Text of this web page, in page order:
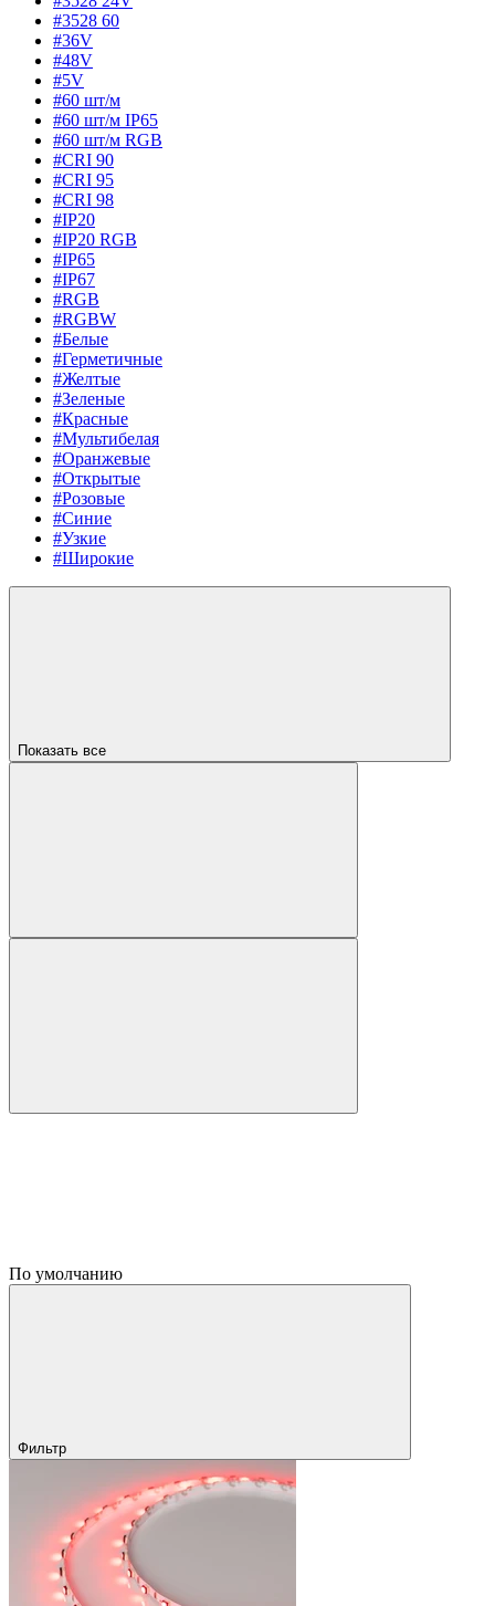
#3528 60
#36V
#48V
#5V
#60 шт/м
#60 шт/м IP65
#60 шт/м RGB
#CRI 90
#CRI 95
#CRI 98
#IP20
#IP20 RGB
#IP65
#IP67
#RGB
#RGBW
#Белые
#Герметичные
#Желтые
#Зеленые
#Красные
#Мультибелая
#Оранжевые
#Открытые
#Розовые
#Синие
#Узкие
#Широкие
Показать все
По умолчанию
Фильтр